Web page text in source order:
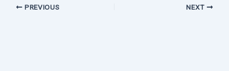
PREVIOUS NEXT